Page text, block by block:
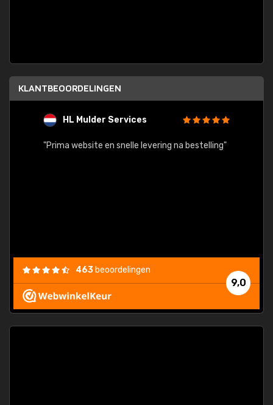
KLANTBEOORDELINGEN
HL Mulder Services
"Prima website en snelle levering na bestelling"
9,0
463 beoordelingen